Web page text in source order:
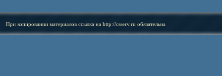
При копировании материалов ссылка на http://csserv.ru обязательна